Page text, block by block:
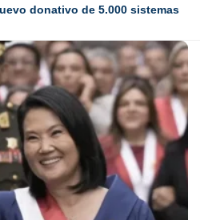
donativo de 5.000 sistemas